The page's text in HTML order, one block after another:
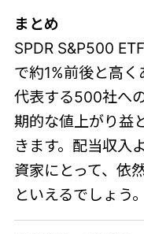
まとめ
SPDR S&P500
で約1%前後と高
代表する500社へ
期的な値上がり益
きます。配当収入
資家にとって、依
といえるでしょう。